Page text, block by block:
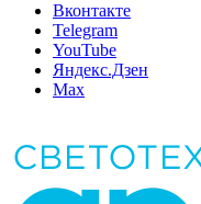
Вконтакте
Telegram
YouTube
Яндекс.Дзен
Max